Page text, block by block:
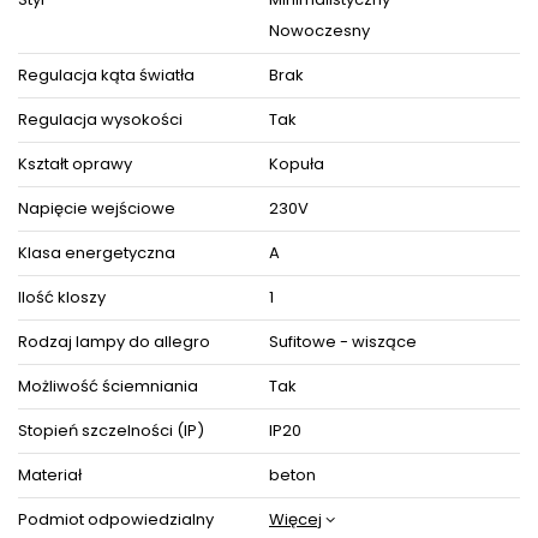
Oprawa dostosowana jest do źródeł światła o klasach
energetycznych od A++ do E oraz żarówek LED o dowolnej
mocy.
Produkt posiada certyfikaty zgodności i objęty jest
GWARANCJĄ PRODUCENTA.
Zestaw zawiera instrukcję obsługi oraz elementy niezbędne
do złożenia sprzętu.
ZOBACZ PODOBNE PRODUKTY W KATEGORIACH
Nowoczesny
Regulacja kąta światła
Brak
Regulacja wysokości
Tak
Kształt oprawy
Kopuła
Napięcie wejściowe
230V
Klasa energetyczna
A
Ilość kloszy
1
Rodzaj lampy do allegro
Sufitowe - wiszące
Możliwość ściemniania
Tak
Stopień szczelności (IP)
IP20
Materiał
beton
Podmiot odpowiedzialny
Więcej